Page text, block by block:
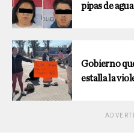
pipas de agua
Gobierno
estalla la